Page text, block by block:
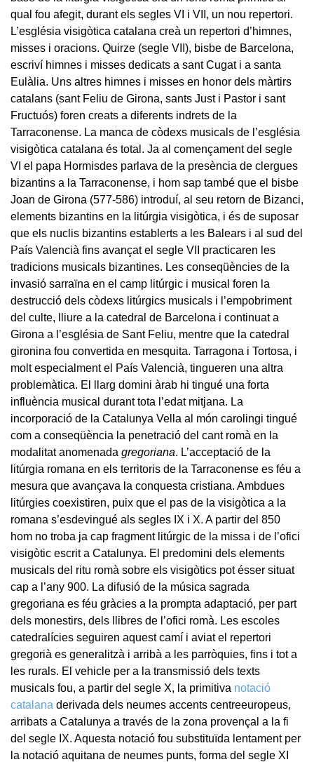
qual fou afegit, durant els segles VI i VII, un nou repertori.
L’església visigòtica catalana creà un repertori d’himnes,
misses i oracions. Quirze (segle VII), bisbe de Barcelona,
escriví himnes i misses dedicats a sant Cugat i a santa
Eulàlia. Uns altres himnes i misses en honor dels màrtirs
catalans (sant Feliu de Girona, sants Just i Pastor i sant
Fructuós) foren creats a diferents indrets de la
Tarraconense. La manca de còdexs musicals de l’església
visigòtica catalana és total. Ja al començament del segle
VI el papa Hormisdes parlava de la presència de clergues
bizantins a la Tarraconense, i hom sap també que el bisbe
Joan de Girona (577-586) introduí, al seu retorn de Bizanci,
elements bizantins en la litúrgia visigòtica, i és de suposar
que els nuclis bizantins establerts a les Balears i al sud del
País Valencià fins avançat el segle VII practicaren les
tradicions musicals bizantines. Les conseqüències de la
invasió sarraïna en el camp litúrgic i musical foren la
destrucció dels còdexs litúrgics musicals i l’empobriment
del culte, lliure a la catedral de Barcelona i continuat a
Girona a l’església de Sant Feliu, mentre que la catedral
gironina fou convertida en mesquita. Tarragona i Tortosa, i
molt especialment el País Valencià, tingueren una altra
problemàtica. El llarg domini àrab hi tingué una forta
influència musical durant tota l’edat mitjana. La
incorporació de la Catalunya Vella al món carolingi tingué
com a conseqüència la penetració del cant romà en la
modalitat anomenada gregoriana. L’acceptació de la
litúrgia romana en els territoris de la Tarraconense es féu a
mesura que avançava la conquesta cristiana. Ambdues
litúrgies coexistiren, puix que el pas de la visigòtica a la
romana s’esdevingué als segles IX i X. A partir del 850
hom no troba ja cap fragment litúrgic de la missa i de l’ofici
visigòtic escrit a Catalunya. El predomini dels elements
musicals del ritu romà sobre els visigòtics pot ésser situat
cap a l’any 900. La difusió de la música sagrada
gregoriana es féu gràcies a la prompta adaptació, per part
dels monestirs, dels llibres de l’ofici romà. Les escoles
catedralícies seguiren aquest camí i aviat el repertori
gregorià es generalitzà i arribà a les parròquies, fins i tot a
les rurals. El vehicle per a la transmissió dels texts
musicals fou, a partir del segle X, la primitiva notació
catalana derivada dels neumes accents centreeuropeus,
arribats a Catalunya a través de la zona provençal a la fi
del segle IX. Aquesta notació fou substituïda lentament per
la notació aquitana de neumes punts, forma del segle XI